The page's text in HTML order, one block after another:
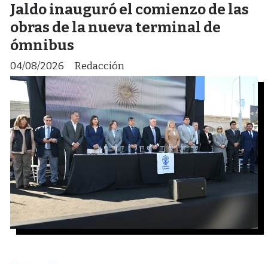
Jaldo inauguró el comienzo de las
obras de la nueva terminal de
ómnibus
Redacción
04/08/2026